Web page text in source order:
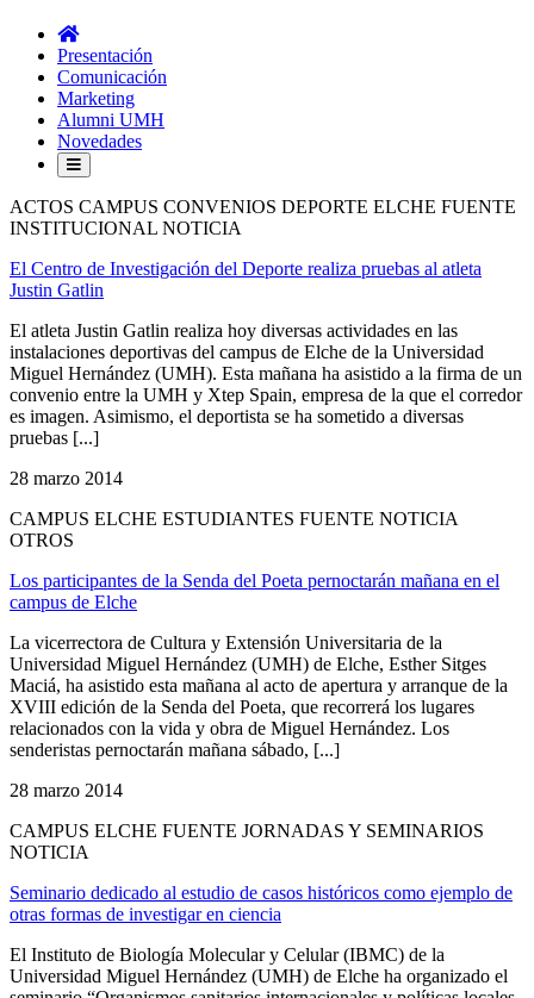
Servicio
de
Comunicación,
Marketing
y
Atención
al
Estudiantado
Presentación
Comunicación
Marketing
Alumni UMH
Novedades
ACTOS CAMPUS CONVENIOS DEPORTE ELCHE FUENTE
INSTITUCIONAL NOTICIA
El Centro de Investigación del Deporte realiza pruebas al atleta
Justin Gatlin
El atleta Justin Gatlin realiza hoy diversas actividades en las
instalaciones deportivas del campus de Elche de la Universidad
Miguel Hernández (UMH). Esta mañana ha asistido a la firma de un
convenio entre la UMH y Xtep Spain, empresa de la que el corredor
es imagen. Asimismo, el deportista se ha sometido a diversas
pruebas [...]
28 marzo 2014
CAMPUS ELCHE ESTUDIANTES FUENTE NOTICIA
OTROS
Los participantes de la Senda del Poeta pernoctarán mañana en el
campus de Elche
La vicerrectora de Cultura y Extensión Universitaria de la
Universidad Miguel Hernández (UMH) de Elche, Esther Sitges
Maciá, ha asistido esta mañana al acto de apertura y arranque de la
XVIII edición de la Senda del Poeta, que recorrerá los lugares
relacionados con la vida y obra de Miguel Hernández. Los
senderistas pernoctarán mañana sábado, [...]
28 marzo 2014
CAMPUS ELCHE FUENTE JORNADAS Y SEMINARIOS
NOTICIA
Seminario dedicado al estudio de casos históricos como ejemplo de
otras formas de investigar en ciencia
El Instituto de Biología Molecular y Celular (IBMC) de la
Universidad Miguel Hernández (UMH) de Elche ha organizado el